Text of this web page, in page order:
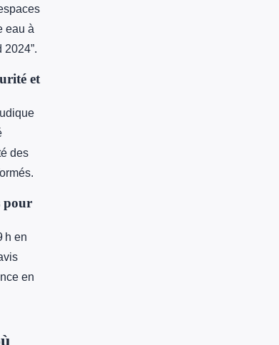
eau à
2024”.
et
des
pour
h en
en